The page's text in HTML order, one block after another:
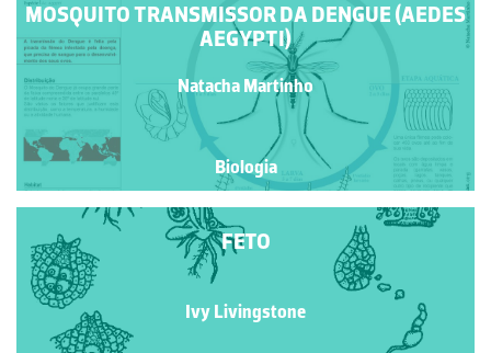
MOSQUITO TRANSMISSOR DA DENGUE (AEDES
AEGYPTI)
Natacha Martinho
Biologia
FETO
Ivy Livingstone